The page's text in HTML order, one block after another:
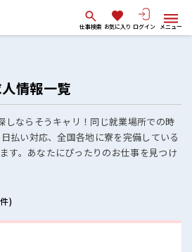
仕事検索 お気に入り ログイン メニュー
情報一覧
しならそうキャリ！同じ就業場所での時
払い対応、全国各地に寮を完備している
す。あなたにぴったりのお仕事を見つけ
)